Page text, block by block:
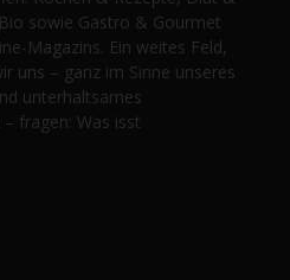
sowie Gastro & Gourmet
Magazins. Ein weites Feld,
uns – ganz im Sinne unseres
unterhaltsames
fragen: Was isst